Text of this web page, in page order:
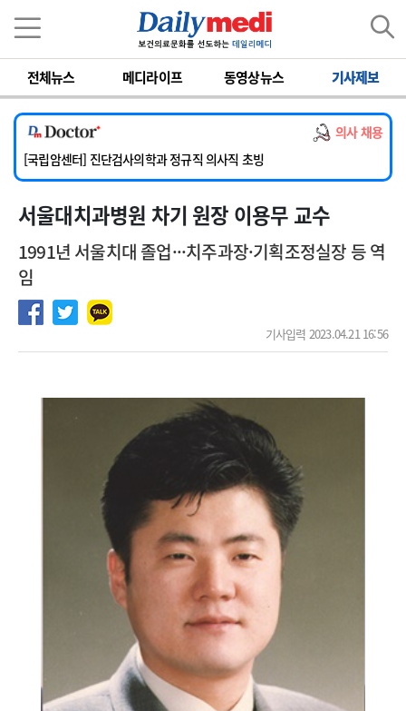
전체뉴스 메디라이프 동영상뉴스 기사제보
의사 채용
[서울아산병원] 2026년 하반기 인턴 모집
[명지병원] 하반기 전공의(인턴) 모집
[동국대학교 경주병원] 내과(소화기, 심장, 내분비), 소아청소년과, 외과, 심장혈관흉부외과, 이비인후과, 병리과 교원 초빙
[국립암센터] 진단검사의학과 정규직 의사직 초빙
[인제대학교해운대백병원] 치과 진료교수 모집 공고
[서울아산병원] 2026년 하반기 인턴 모집
서울대치과병원 차기 원장 이용무 교수
1991년 서울치대 졸업···치주과장·기획조정실장 등 역
임
기사입력 2023.04.21 16:56